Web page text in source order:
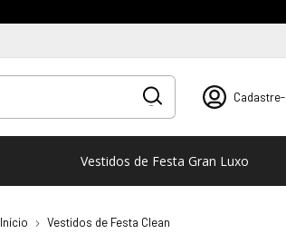
Vestidos de Festa Gran Luxo
Início Vestidos de Festa Clean